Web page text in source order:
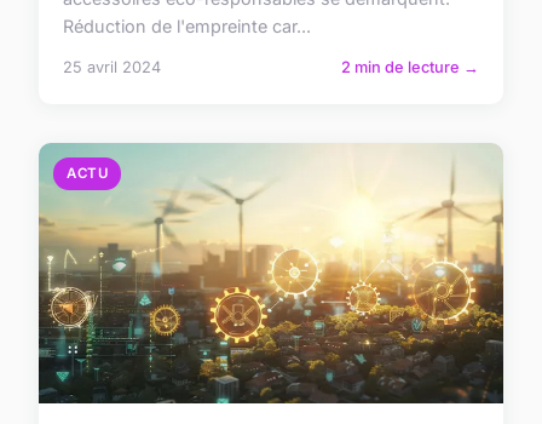
Réduction de l'empreinte car...
25 avril 2024 2 min de lecture →
ACTU